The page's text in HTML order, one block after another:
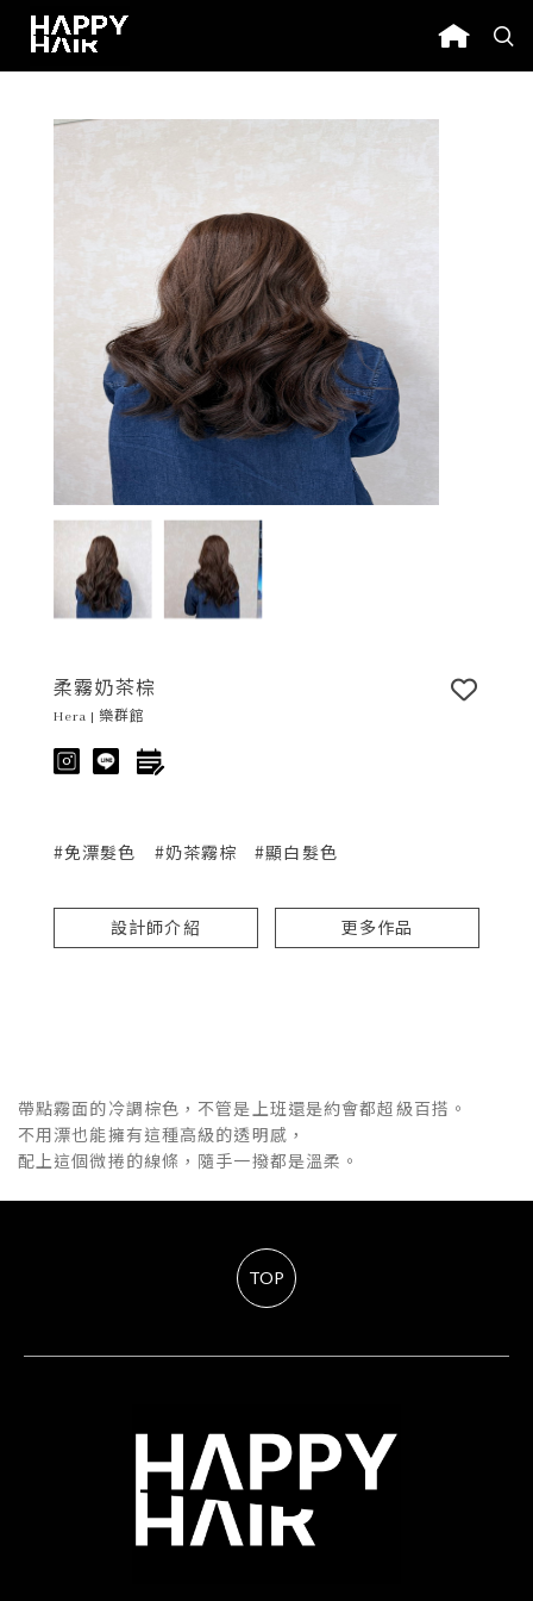
柔霧奶茶棕
Hera | 樂群館
#免漂髮色 #奶茶霧棕 #顯白髮色
設計師介紹 更多作品
帶點霧面的冷調棕色，不管是上班還是約會都超級百搭。
不用漂也能擁有這種高級的透明感，
配上這個微捲的線條，隨手一撥都是溫柔。
TOP